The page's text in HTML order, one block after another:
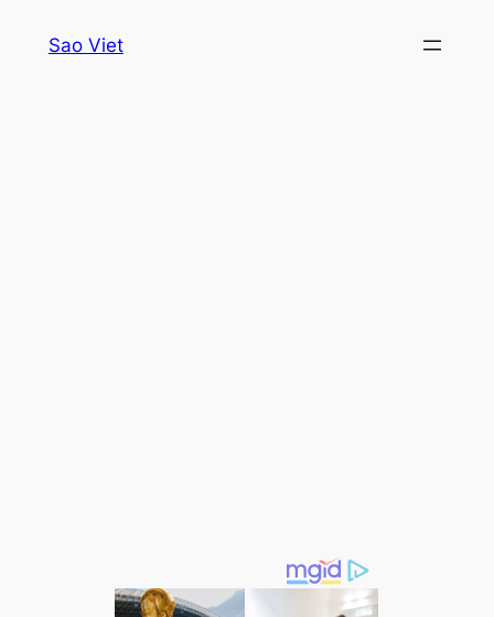
Sao Viet